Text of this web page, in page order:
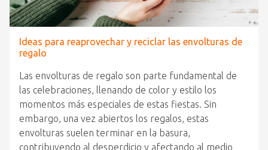
Ideas para reaprovechar y reciclar las envolturas de
regalo
Las envolturas de regalo son parte fundamental de
las celebraciones, llenando de color y estilo los
momentos más especiales de estas fiestas. Sin
embargo, una vez abiertos los regalos, estas
envolturas suelen terminar en la basura,
contribuyendo al desperdicio y afectando al medio